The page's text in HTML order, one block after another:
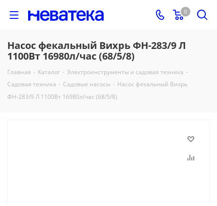
0
Насос фекальный Вихрь ФН-283/9 Л
1100Вт 16980л/час (68/5/8)
Главная - Каталог - Электроинструменты и садовая техника -
Садовая техника - Садовые насосы - Насос фекальный Вихрь
ФН-283/9 Л 1100Вт 16980л/час (68/5/8)